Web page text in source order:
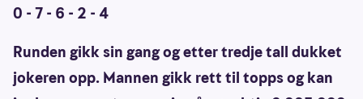
0 - 7 - 6 - 2 - 4
Runden gikk sin gang og etter tredje tall dukket
jokeren opp. Mannen gikk rett til topps og kan